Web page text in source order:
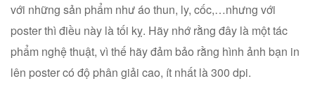
với những sản phẩm như áo thun, ly, cốc,…nhưng với
poster thì điều này là tối kỵ. Hãy nhớ rằng đây là một tác
phẩm nghệ thuật, vì thế hãy đảm bảo rằng hình ảnh bạn in
lên poster có độ phân giải cao, ít nhất là 300 dpi.